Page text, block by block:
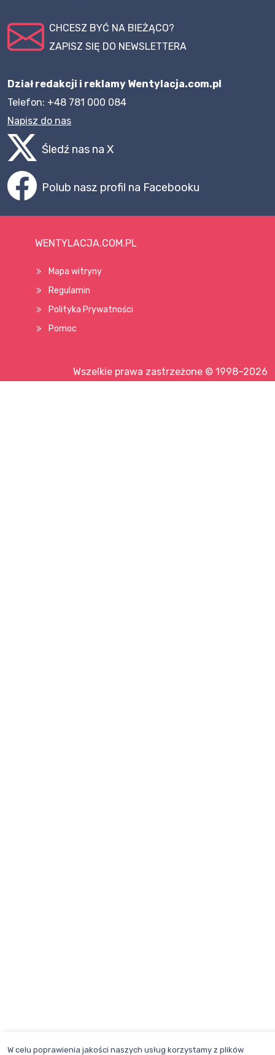
CHCESZ BYĆ NA BIEŻĄCO?
ZAPISZ SIĘ DO NEWSLETTERA
Dział redakcji i reklamy Wentylacja.com.pl
Telefon: +48 781 000 084
Napisz do nas
Śledź nas na X
Polub nasz profil na Facebooku
WENTYLACJA.COM.PL
Mapa witryny
Regulamin
Polityka Prywatności
Pomoc
Wszelkie prawa zastrzeżone © 1998–2026
W celu poprawienia jakości naszych usług korzystamy z plików